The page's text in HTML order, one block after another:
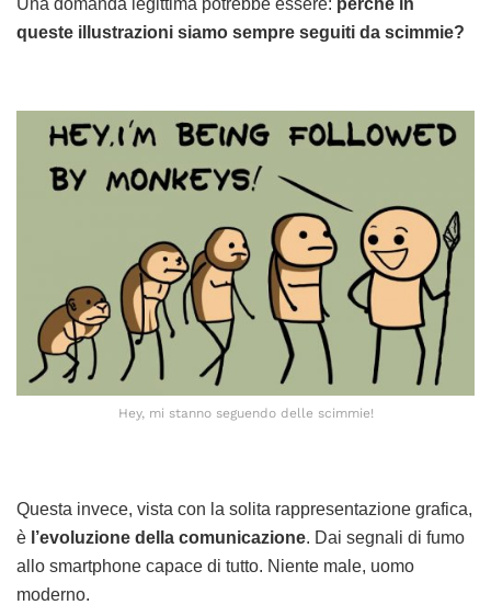
queste illustrazioni siamo sempre seguiti da scimmie?
Hey, mi stanno seguendo delle scimmie!
Questa invece, vista con la solita rappresentazione grafica,
è l’evoluzione della comunicazione. Dai segnali di fumo
allo smartphone capace di tutto. Niente male, uomo
moderno.